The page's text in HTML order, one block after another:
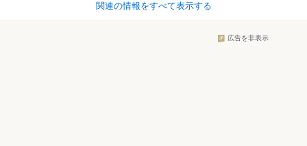
関連の情報をすべて表示する
広告を非表示